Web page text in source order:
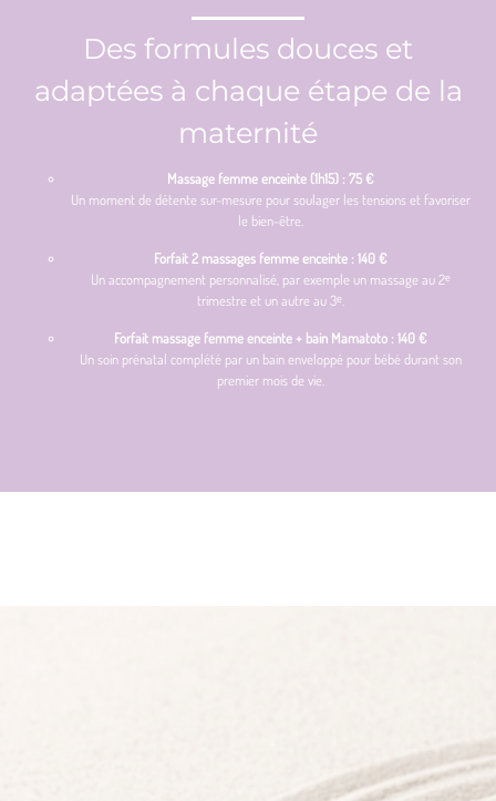
Des formules douces et
adaptées à chaque étape de la
maternité
Massage femme enceinte (1h15) : 75 €
Un moment de détente sur-mesure pour soulager les tensions et favoriser
le bien-être.
Forfait 2 massages femme enceinte : 140 €
Un accompagnement personnalisé, par exemple un massage au 2ᵉ
trimestre et un autre au 3ᵉ.
Forfait massage femme enceinte + bain Mamatoto : 140 €
Un soin prénatal complété par un bain enveloppé pour bébé durant son
premier mois de vie.